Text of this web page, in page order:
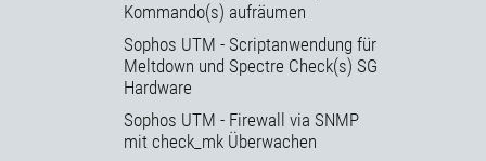
Kommando(s) aufräumen
Sophos UTM - Scriptanwendung für
Meltdown und Spectre Check(s) SG
Hardware
Sophos UTM - Firewall via SNMP
mit check_mk Überwachen